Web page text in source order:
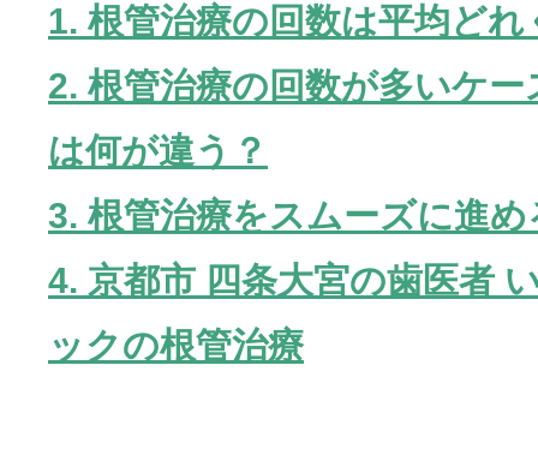
1. 根管治療の回数は平均どれ
2. 根管治療の回数が多いケ
は何が違う？
3. 根管治療をスムーズに進
4. 京都市 四条大宮の歯医者
ックの根管治療